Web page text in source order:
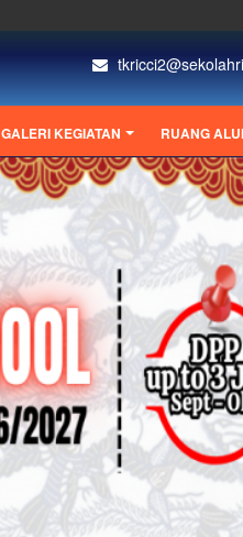
GALERI KEGIATAN RUANG